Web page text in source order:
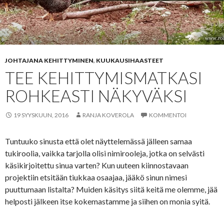
JOHTAJANA KEHITTYMINEN, KUUKAUSIHAASTEET
TEE KEHITTYMISMATKASI
ROHKEASTI NÄKYVÄKSI
19 SYYSKUUN, 2016 RANJA KOVEROLA KOMMENTOI
Tuntuuko sinusta että olet näyttelemässä jälleen samaa
tukiroolia, vaikka tarjolla olisi nimirooleja, jotka on selvästi
käsikirjoitettu sinua varten? Kun uuteen kiinnostavaan
projektiin etsitään tiukkaa osaajaa, jääkö sinun nimesi
puuttumaan listalta? Muiden käsitys siitä keitä me olemme, jää
helposti jälkeen itse kokemastamme ja siihen on monia syitä.